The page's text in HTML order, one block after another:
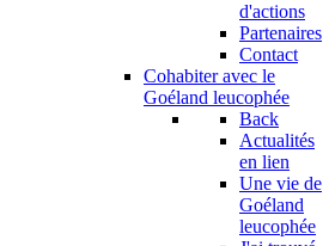
d'actions
Partenaires
Contact
Cohabiter avec le
Goéland leucophée
Back
Actualités
en lien
Une vie de
Goéland
leucophée